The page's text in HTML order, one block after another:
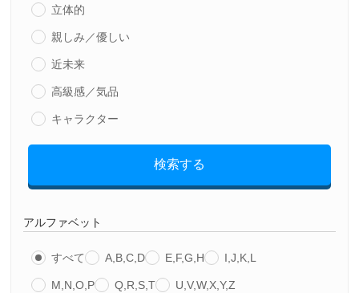
立体的
親しみ／優しい
近未来
高級感／気品
キャラクター
検索する
アルファベット
すべて A,B,C,D E,F,G,H I,J,K,L
M,N,O,P Q,R,S,T U,V,W,X,Y,Z